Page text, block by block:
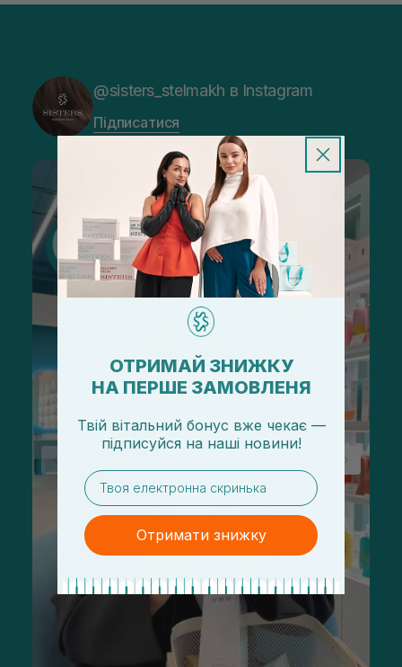
@sisters_stelmakh в Instagram
Підписатися
ОТРИМАЙ ЗНИЖКУ
НА ПЕРШЕ ЗАМОВЛЕНЯ
Твій вітальний бонус вже чекає —
підписуйся на наші новини!
email
Отримати знижку